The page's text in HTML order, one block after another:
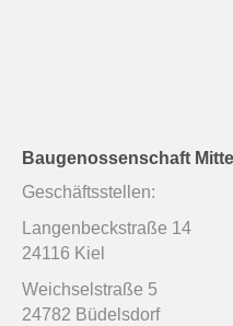
Baugenossenschaft
Geschäftsstellen:
Langenbeckstraße 14
24116 Kiel
Weichselstraße 5
24782 Büdelsdorf